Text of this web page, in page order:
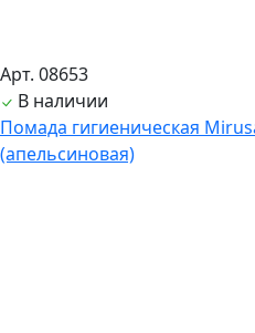
Арт. 08653
В наличии
Помада гигиеническая
(апельсиновая)